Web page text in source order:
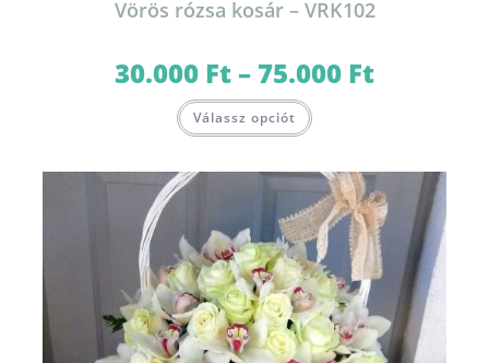
Vörös rózsa kosár – VRK102
30.000 Ft– 75.000 Ft30.000 Ft
Válassz opciót a
van.
A
változatok
a
termékoldalon
választhatók
ki